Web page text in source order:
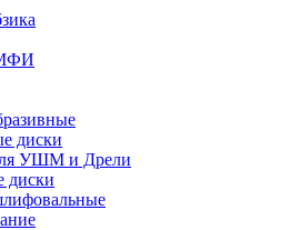
диски
УШМ и Дрели
диски